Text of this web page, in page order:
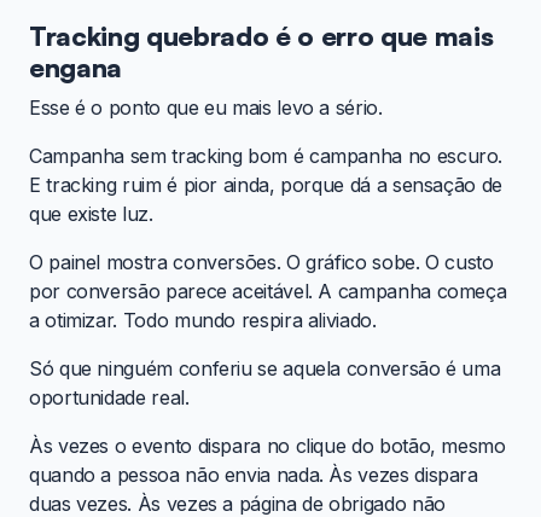
Tracking quebrado é o erro que mais
engana
Esse é o ponto que eu mais levo a sério.
Campanha sem tracking bom é campanha no escuro.
E tracking ruim é pior ainda, porque dá a sensação de
que existe luz.
O painel mostra conversões. O gráfico sobe. O custo
por conversão parece aceitável. A campanha começa
a otimizar. Todo mundo respira aliviado.
Só que ninguém conferiu se aquela conversão é uma
oportunidade real.
Às vezes o evento dispara no clique do botão, mesmo
quando a pessoa não envia nada. Às vezes dispara
duas vezes. Às vezes a página de obrigado não